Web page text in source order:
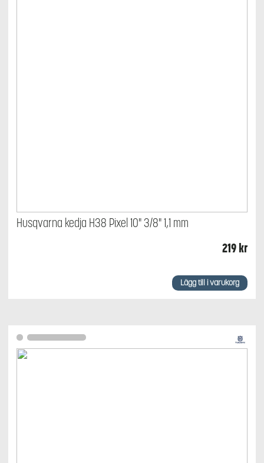
Husqvarna kedja H38 Pixel 10" 3/8" 1,1 mm
219kr
Lägg till i varukorg